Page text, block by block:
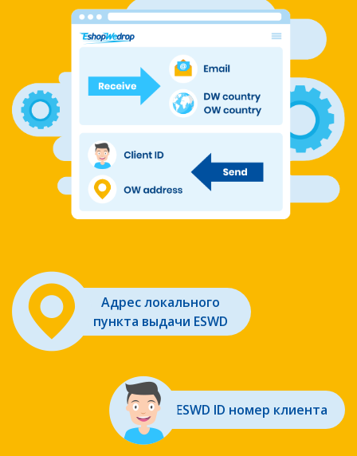
Адрес локального
пункта выдачи ESWD
ESWD ID номер клиента